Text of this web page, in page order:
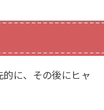
に、その後にヒャ